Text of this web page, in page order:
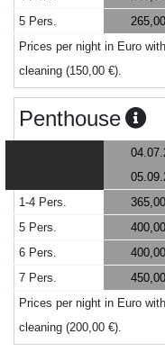
5 Pers.
Prices per night in Euro
cleaning (150,00 €).
Penthouse
1-4 Pers.
5 Pers.
6 Pers.
7 Pers.
Prices per night in Euro
cleaning (200,00 €).